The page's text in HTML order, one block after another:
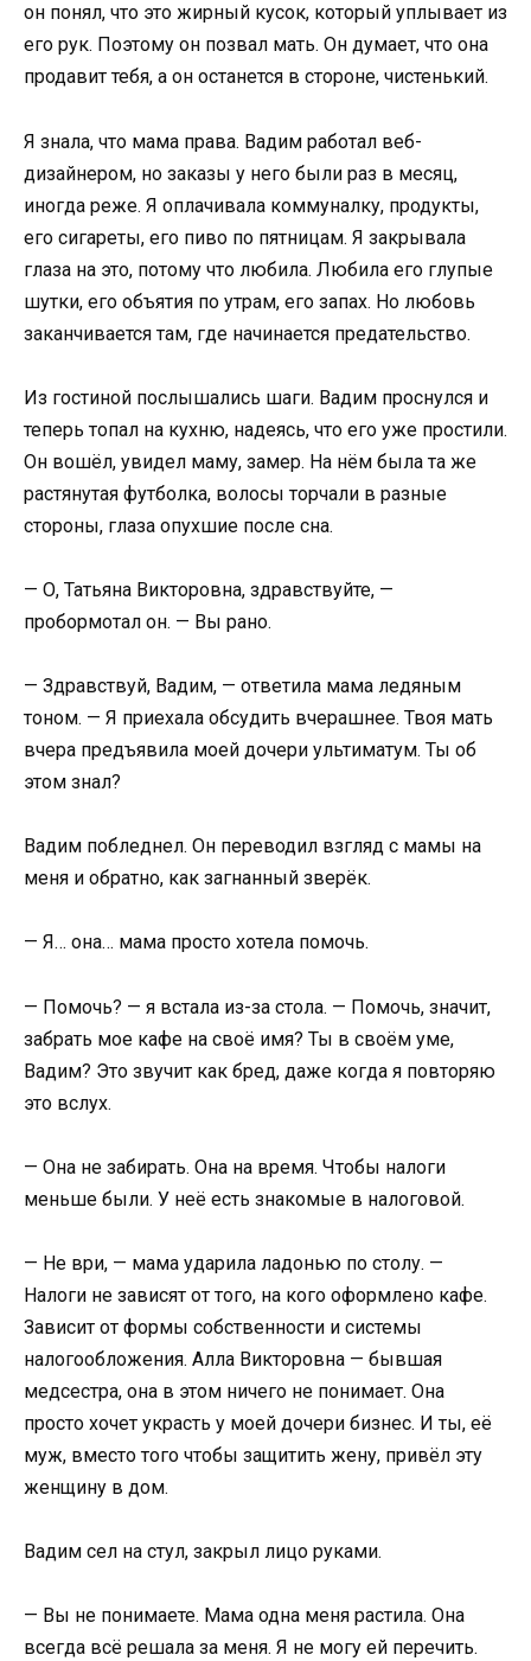
он понял, что это жирный кусок, который уплывает из
его рук. Поэтому он позвал мать. Он думает, что она
продавит тебя, а он останется в стороне, чистенький.
Я знала, что мама права. Вадим работал веб-
дизайнером, но заказы у него были раз в месяц,
иногда реже. Я оплачивала коммуналку, продукты,
его сигареты, его пиво по пятницам. Я закрывала
глаза на это, потому что любила. Любила его глупые
шутки, его объятия по утрам, его запах. Но любовь
заканчивается там, где начинается предательство.
Из гостиной послышались шаги. Вадим проснулся и
теперь топал на кухню, надеясь, что его уже простили.
Он вошёл, увидел маму, замер. На нём была та же
растянутая футболка, волосы торчали в разные
стороны, глаза опухшие после сна.
— О, Татьяна Викторовна, здравствуйте, —
пробормотал он. — Вы рано.
— Здравствуй, Вадим, — ответила мама ледяным
тоном. — Я приехала обсудить вчерашнее. Твоя мать
вчера предъявила моей дочери ультиматум. Ты об
этом знал?
Вадим побледнел. Он переводил взгляд с мамы на
меня и обратно, как загнанный зверёк.
— Я… она… мама просто хотела помочь.
— Помочь? — я встала из-за стола. — Помочь, значит,
забрать мое кафе на своё имя? Ты в своём уме,
Вадим? Это звучит как бред, даже когда я повторяю
это вслух.
— Она не забирать. Она на время. Чтобы налоги
меньше были. У неё есть знакомые в налоговой.
— Не ври, — мама ударила ладонью по столу. —
Налоги не зависят от того, на кого оформлено кафе.
Зависит от формы собственности и системы
налогообложения. Алла Викторовна — бывшая
медсестра, она в этом ничего не понимает. Она
просто хочет украсть у моей дочери бизнес. И ты, её
муж, вместо того чтобы защитить жену, привёл эту
женщину в дом.
Вадим сел на стул, закрыл лицо руками.
— Вы не понимаете. Мама одна меня растила. Она
всегда всё решала за меня. Я не могу ей перечить.